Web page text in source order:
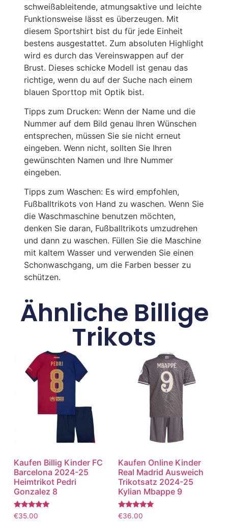
schweißableitende, atmungsaktive und leichte
Funktionsweise lässt es überzeugen. Mit
diesem Sportshirt bist du für jede Einheit
bestens ausgestattet. Zum absoluten Highlight
wird es durch das Vereinswappen auf der
Brust. Dieses schicke Modell ist genau das
richtige, wenn du auf der Suche nach einem
blauen Sporttop mit Optik bist.
Tipps zum Drucken: Wenn der Name und die
Nummer auf dem Bild genau Ihren Wünschen
entsprechen, müssen Sie sie nicht erneut
eingeben. Wenn nicht, sollten Sie Ihren
gewünschten Namen und Ihre Nummer
eingeben.
Tipps zum Waschen: Es wird empfohlen,
Fußballtrikots von Hand zu waschen. Wenn Sie
die Waschmaschine benutzen möchten,
denken Sie daran, Fußballtrikots umzudrehen
und dann zu waschen. Füllen Sie die Maschine
mit kaltem Wasser und verwenden Sie einen
Schonwaschgang, um die Farben besser zu
schützen.
Ähnliche Billige
Trikots
Kaufen Billig Kinder FC
Barcelona 2024-25
Heimtrikot Pedri
Gonzalez 8
Bewertet
mit
€35.00
Kaufen Online Kinder
Real Madrid Ausweich
Trikotsatz 2024-25
Kylian Mbappe 9
Bewertet
mit
€36.00